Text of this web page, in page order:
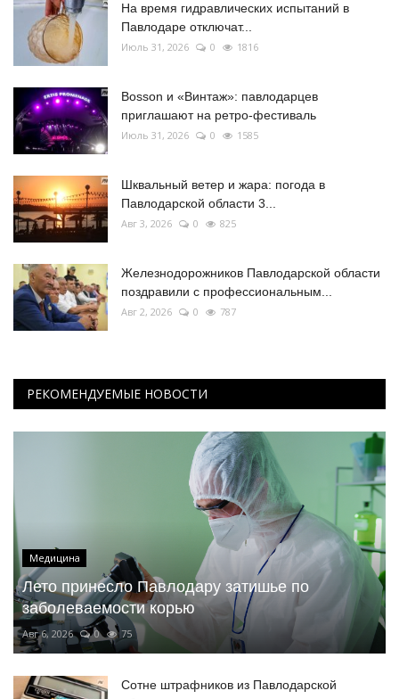
На время гидравлических испытаний в
Павлодаре отключат...
Июль 31, 2026 0 1816
Bosson и «Винтаж»: павлодарцев
приглашают на ретро-фестиваль
Июль 31, 2026 0 1585
Шквальный ветер и жара: погода в
Павлодарской области 3...
Авг 3, 2026 0 825
Железнодорожников Павлодарской области
поздравили с профессиональным...
Авг 2, 2026 0 787
РЕКОМЕНДУЕМЫЕ НОВОСТИ
Медицина
Лето принесло Павлодару затишье по
заболеваемости корью
Авг 6, 2026 0 75
Сотне штрафников из Павлодарской